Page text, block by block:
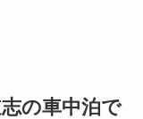
の車中泊で